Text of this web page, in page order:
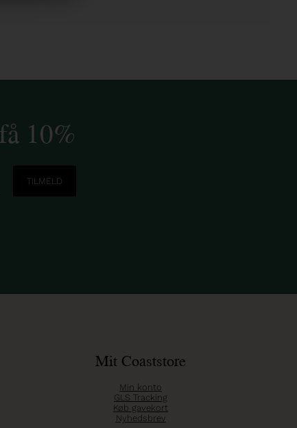
10%
Mit Coaststore
Min konto
GLS Tracking
Køb gavekort
Nyhedsbrev